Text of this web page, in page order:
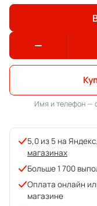
Имя и телефон —
5,0 из 5 на
магазинах
Больше 1 700
Оплата онлайн
магазине